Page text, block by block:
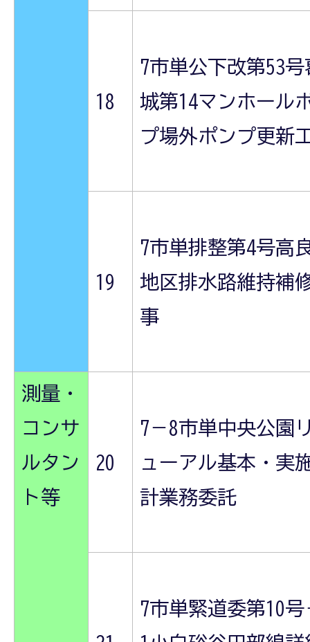
18
7市単公下改第53号
城第14マンホール
プ場外ポンプ更新
19
7市単排整第4号高
地区排水路維持補
事
測量・
コンサ
ルタン
ト等
20
7－8市単中央公園
ューアル基本・実
計業務委託
7市単緊道委第10号